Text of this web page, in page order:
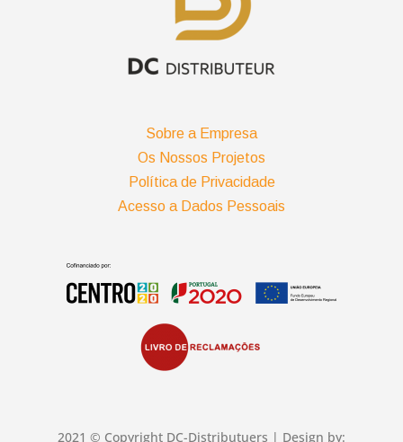
Sobre a Empresa
Os Nossos Projetos
Política de Privacidade
Acesso a Dados Pessoais
2021 © Copyright DC-Distributuers | Design by: